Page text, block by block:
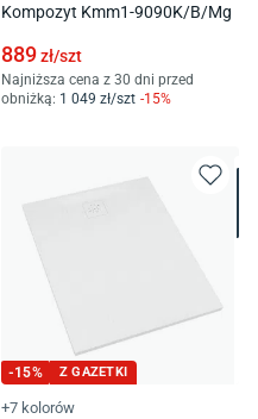
Kompozyt Kmm1-9090K/B/Mg
889zł/szt
Najniższa cena z 30 dni przed
obniżką: 1 049 zł/szt -15%
-15% Z GAZETKI
+7 kolorów